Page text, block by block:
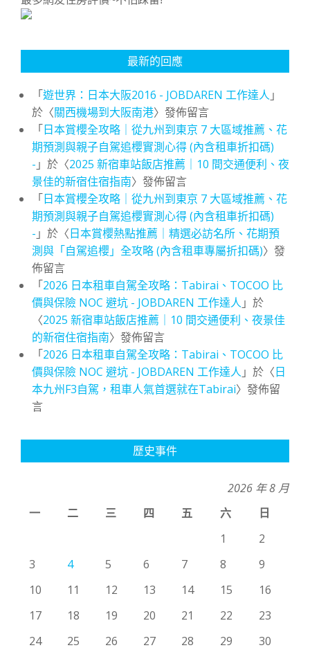
最新的回應
「遊世界：日本大阪2016 - JOBDAREN 工作達人 」
於〈關西機場到大阪南港〉發佈留言
「日本賞櫻全攻略｜從九州到東京 7 大區域推薦、花
期預測與親子自駕追櫻實測心得 (內含租車折扣碼)
- 」於〈2025 新宿車站飯店推薦｜10 間交通便利、夜
景佳的新宿住宿指南〉發佈留言
「日本賞櫻全攻略｜從九州到東京 7 大區域推薦、花
期預測與親子自駕追櫻實測心得 (內含租車折扣碼)
- 」於〈日本賞櫻熱點推薦｜精選必訪名所、花期預
測與「自駕追櫻」全攻略 (內含租車專屬折扣碼)〉發
佈留言
「2026 日本租車自駕全攻略：Tabirai、TOCOO 比
價與保險 NOC 避坑 - JOBDAREN 工作達人 」於
〈2025 新宿車站飯店推薦｜10 間交通便利、夜景佳
的新宿住宿指南〉發佈留言
「2026 日本租車自駕全攻略：Tabirai、TOCOO 比
價與保險 NOC 避坑 - JOBDAREN 工作達人 」於〈日
本九州F3自駕，租車人氣首選就在Tabirai〉發佈留
言
歷史事件
2026 年 8 月
一
二 三 四 五 六
日
1
2
3
4 5 6 7 8
9
10
11 12 13 14 15
16
17
18 19 20 21 22
23
24
25 26 27 28 29
30